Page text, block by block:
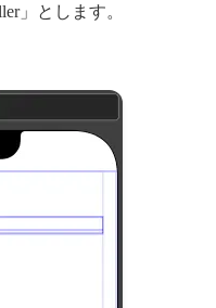
」とします。